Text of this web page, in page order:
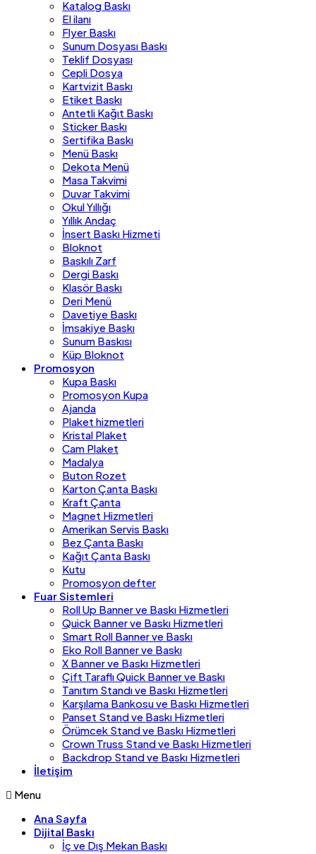
Katalog Baskı
El ilanı
Flyer Baskı
Sunum Dosyası Baskı
Teklif Dosyası
Cepli Dosya
Kartvizit Baskı
Etiket Baskı
Antetli Kağıt Baskı
Sticker Baskı
Sertifika Baskı
Menü Baskı
Dekota Menü
Masa Takvimi
Duvar Takvimi
Okul Yıllığı
Yıllık Andaç
İnsert Baskı Hizmeti
Bloknot
Baskılı Zarf
Dergi Baskı
Klasör Baskı
Deri Menü
Davetiye Baskı
İmsakiye Baskı
Sunum Baskısı
Küp Bloknot
Promosyon
Kupa Baskı
Promosyon Kupa
Ajanda
Plaket hizmetleri
Kristal Plaket
Cam Plaket
Madalya
Buton Rozet
Karton Çanta Baskı
Kraft Çanta
Magnet Hizmetleri
Amerikan Servis Baskı
Bez Çanta Baskı
Kağıt Çanta Baskı
Kutu
Promosyon defter
Fuar Sistemleri
Roll Up Banner ve Baskı Hizmetleri
Quick Banner ve Baskı Hizmetleri
Smart Roll Banner ve Baskı
Eko Roll Banner ve Baskı
X Banner ve Baskı Hizmetleri
Çift Taraflı Quick Banner ve Baskı
Tanıtım Standı ve Baskı Hizmetleri
Karşılama Bankosu ve Baskı Hizmetleri
Panset Stand ve Baskı Hizmetleri
Örümcek Stand ve Baskı Hizmetleri
Crown Truss Stand ve Baskı Hizmetleri
Backdrop Stand ve Baskı Hizmetleri
İletişim
Menu
Ana Sayfa
Dijital Baskı
İç ve Dış Mekan Baskı